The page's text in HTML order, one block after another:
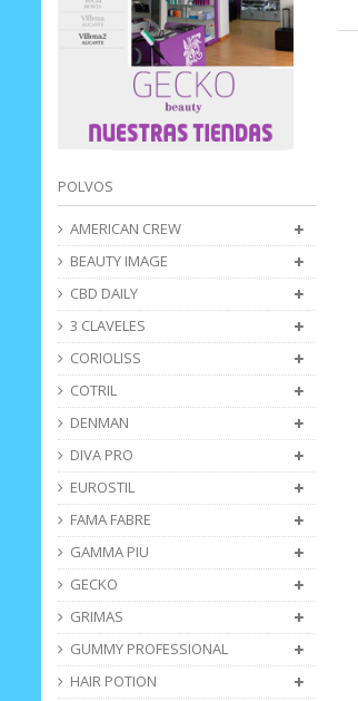
POLVOS
AMERICAN CREW
BEAUTY IMAGE
CBD DAILY
3 CLAVELES
CORIOLISS
COTRIL
DENMAN
DIVA PRO
EUROSTIL
FAMA FABRE
GAMMA PIU
GECKO
GRIMAS
GUMMY PROFESSIONAL
HAIR POTION